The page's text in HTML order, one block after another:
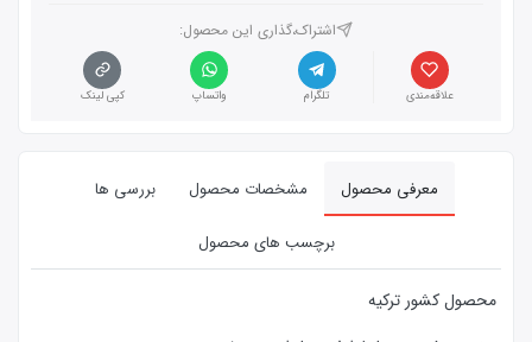
اشتراک،گذاری این محصول‌:
علاقه‌مندی تلگرام واتساپ کپی لینک
معرفی محصول مشخصات محصول بررسی ها
برچسب های محصول
محصول کشور ترکیه